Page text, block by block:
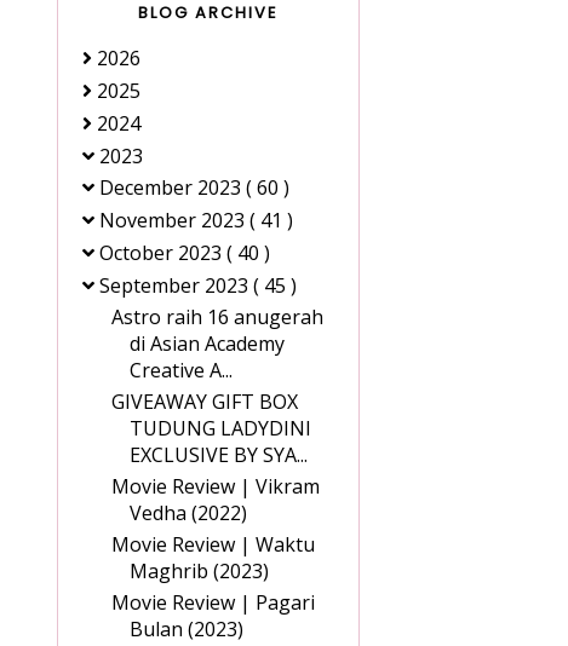
BLOG ARCHIVE
2026
2025
2024
2023
December 2023 ( 60 )
November 2023 ( 41 )
October 2023 ( 40 )
September 2023 ( 45 )
Astro raih 16 anugerah
di Asian Academy
Creative A...
GIVEAWAY GIFT BOX
TUDUNG LADYDINI
EXCLUSIVE BY SYA...
Movie Review | Vikram
Vedha (2022)
Movie Review | Waktu
Maghrib (2023)
Movie Review | Pagari
Bulan (2023)